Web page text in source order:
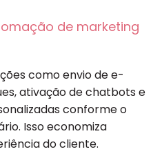
de marketing
como envio de e-
ativação de chatbots e
conforme o
Isso economiza
do cliente.